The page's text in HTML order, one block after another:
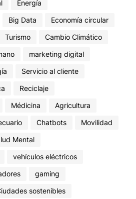
Energía
Big Data
Economía circular
Turismo
Cambio Climático
marketing digital
Servicio al cliente
Reciclaje
Médicina
Agricultura
Chatbots
Movilidad
Mental
vehículos eléctricos
gaming
sostenibles